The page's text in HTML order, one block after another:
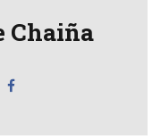
Chaiña